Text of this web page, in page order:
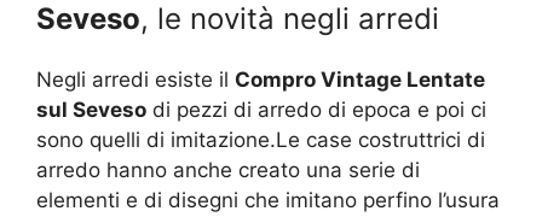
Seveso, le novità negli arredi
Negli arredi esiste il Compro Vintage Lentate
sul Seveso di pezzi di arredo di epoca e poi ci
sono quelli di imitazione.Le case costruttrici di
arredo hanno anche creato una serie di
elementi e di disegni che imitano perfino l’usura